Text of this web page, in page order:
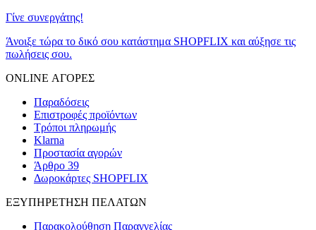
Γίνε συνεργάτης!
Άνοιξε τώρα το δικό σου κατάστημα SHOPFLIX και αύξησε τις
πωλήσεις σου.
ONLINE ΑΓΟΡΕΣ
Παραδόσεις
Επιστροφές προϊόντων
Τρόποι πληρωμής
Klarna
Προστασία αγορών
Άρθρο 39
Δωροκάρτες SHOPFLIX
ΕΞΥΠΗΡΕΤΗΣΗ ΠΕΛΑΤΩΝ
Παρακολούθηση Παραγγελίας